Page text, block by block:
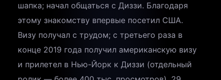
шапка; начал общаться с Диззи. Благодаря
этому знакомству впервые посетил США.
Визу получал с трудом; с третьего раза в
конце 2019 года получил американскую визу
и прилетел в Нью-Йорк к Диззи (отдельный